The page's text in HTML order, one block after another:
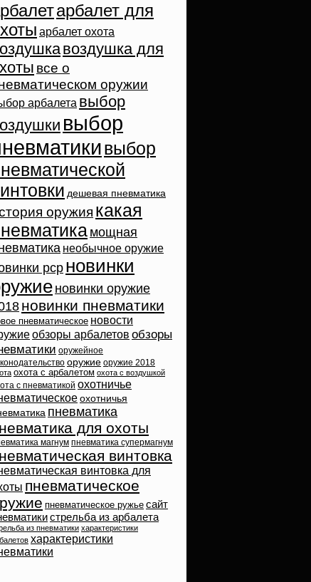
арбалет для
арбалет охота
воздушка для
все о
оружии
арбалета выбор
выбор
выбор
дешевая пневматика
оружия какая
мощная
необычное оружие
pcpновинки
новинки оружие
новинки пневматики
пневматическое новости
обзоры арбалетов обзоры
оружейное
оружие оружие 2018
охота с арбалетом охота с воздушкой
с пневматикой охотничье
охотничья
пневматика
для охоты
магнум пневматика супермагнум
винтовка
винтовка для
пневматическое
пневматическое ружье сайт
стрельба из арбалета
из пневматики характеристики
характеристики